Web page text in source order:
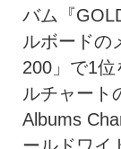
バム『
ルボードの
200」で1
ルチャート
Albums